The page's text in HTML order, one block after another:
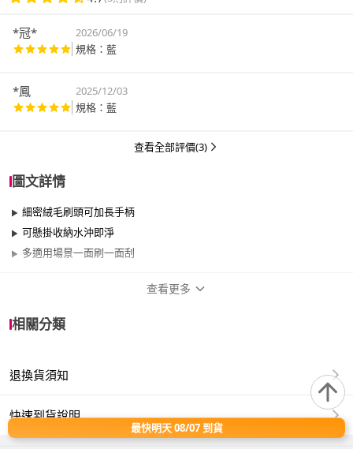
*冠*
2026/06/19
規格：藍
*鳳
2025/12/03
規格：藍
查看全部評價(3)
圖文詳情
細密絨毛刷頭可加長手柄
可懸掛收納水沖即淨
多適用場景一面刷一面刮
材質:PP、絨布
尺寸:長54x寬20cm
產地:中國
查看更多
相關分類
退換貨須知
快速到貨說明
最快明天 08/07 到貨